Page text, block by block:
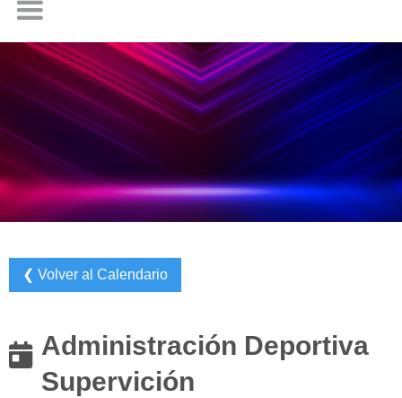
❮ Volver al Calendario
 Administración Deportiva
Supervición